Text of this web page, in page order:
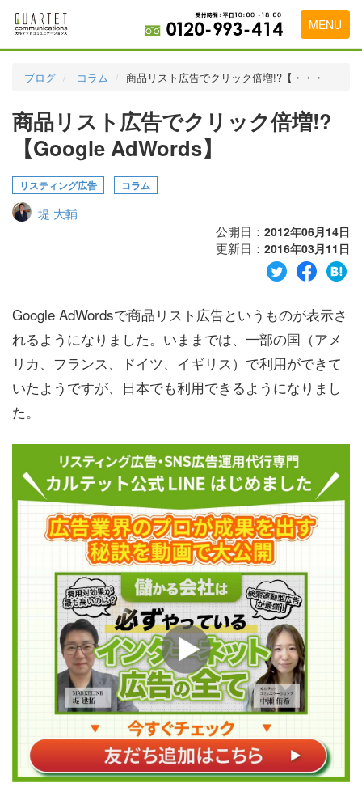
MENU
実績・お客様の声
初めて導入をお考えの方
代理店の乗り換えをお考えの方
お問い合わせ
ブログ コラム 商品リスト広告でクリック倍増!?【・・・
商品リスト広告でクリック倍増!?
【Google AdWords】
リスティング広告 コラム
堤 大輔
公開日： 2012年06月14日
更新日： 2016年03月11日
Google AdWordsで商品リスト広告というものが表示さ
れるようになりました。いままでは、一部の国（アメ
リカ、フランス、ドイツ、イギリス）で利用ができて
いたようですが、日本でも利用できるようになりまし
た。